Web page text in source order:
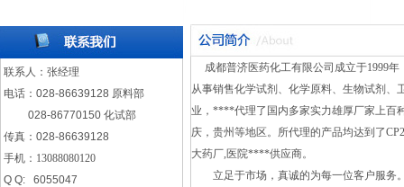
联系人：张经理
电话：028-86639128 原料部
028-86770150 化试部
传真：028-86639128
手机： 13088080120
Q Q: 6055047
成都普济医药化工有限公司成立于1999
从事销售化学试剂、化学原料、生物试剂、
业，****代理了国内多家实力雄厚厂家上百
庆，贵州等地区。所代理的产品均达到了
大药厂,医院****供应商。
立足于市场，真诚的为每一位客户服务